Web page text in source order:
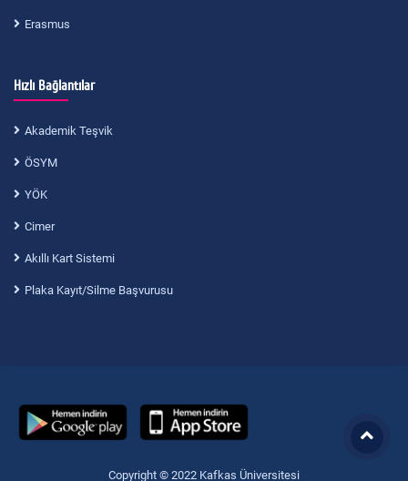
Erasmus
Hızlı Bağlantılar
Akademik Teşvik
ÖSYM
YÖK
Cimer
Akıllı Kart Sistemi
Plaka Kayıt/Silme Başvurusu
Copyright © 2022 Kafkas Üniversitesi